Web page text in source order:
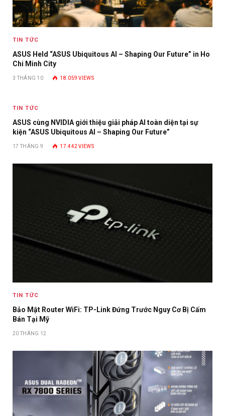
TIN TỨC
ASUS Held “ASUS Ubiquitous AI – Shaping Our Future” in Ho
Chi Minh City
3 THÁNG 10 18.059VIEWS
TIN TỨC
ASUS cùng NVIDIA giới thiệu giải pháp AI toàn diện tại sự
kiện “ASUS Ubiquitous AI – Shaping Our Future”
17 THÁNG 9 17.442VIEWS
TIN TỨC
Bảo Mật Router WiFi: TP-Link Đứng Trước Nguy Cơ Bị Cấm
Bán Tại Mỹ
20 THÁNG 12